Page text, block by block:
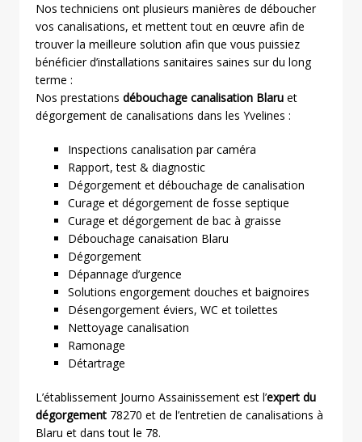
Nos techniciens ont plusieurs manières de déboucher
vos canalisations, et mettent tout en œuvre afin de
trouver la meilleure solution afin que vous puissiez
bénéficier d’installations sanitaires saines sur du long
terme :
Nos prestations débouchage canalisation Blaru et
dégorgement de canalisations dans les Yvelines :
Inspections canalisation par caméra
Rapport, test & diagnostic
Dégorgement et débouchage de canalisation
Curage et dégorgement de fosse septique
Curage et dégorgement de bac à graisse
Débouchage canaisation Blaru
Dégorgement
Dépannage d’urgence
Solutions engorgement douches et baignoires
Désengorgement éviers, WC et toilettes
Nettoyage canalisation
Ramonage
Détartrage
L’établissement Journo Assainissement est l’expert du
dégorgement 78270 et de l’entretien de canalisations à
Blaru et dans tout le 78.